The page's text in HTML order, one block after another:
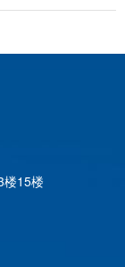
代大厦407室